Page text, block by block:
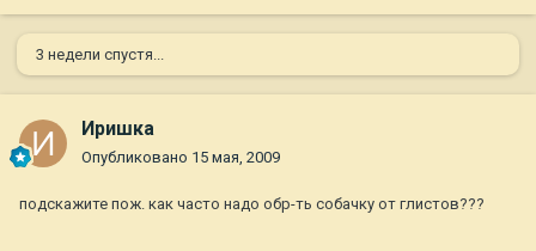
3 недели спустя...
Иришка
Опубликовано 15 мая, 2009
подскажите пож. как часто надо обр-ть собачку от глистов???